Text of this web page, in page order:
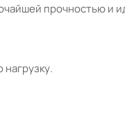
прочностью и